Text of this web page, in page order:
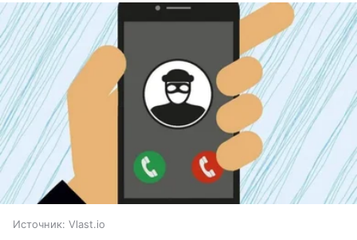
Источник: Vlast.io